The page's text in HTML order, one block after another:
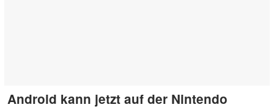
Android kann jetzt auf der Nintendo